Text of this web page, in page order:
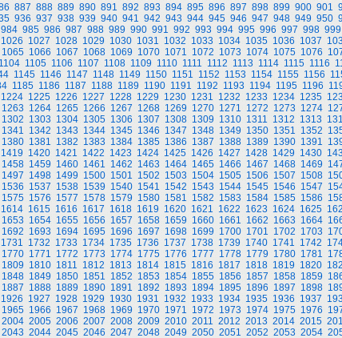
887 888 889 890 891 892 893 894 895 896 897 898 899 900 901
936 937 938 939 940 941 942 943 944 945 946 947 948 949 950
984 985 986 987 988 989 990 991 992 993 994 995 996 997 998 999
1026 1027 1028 1029 1030 1031 1032 1033 1034 1035 1036 1037
1065 1066 1067 1068 1069 1070 1071 1072 1073 1074 1075 1076
1104 1105 1106 1107 1108 1109 1110 1111 1112 1113 1114 1115 1116
1145 1146 1147 1148 1149 1150 1151 1152 1153 1154 1155 1156
1185 1186 1187 1188 1189 1190 1191 1192 1193 1194 1195 1196
1224 1225 1226 1227 1228 1229 1230 1231 1232 1233 1234 1235
1263 1264 1265 1266 1267 1268 1269 1270 1271 1272 1273 1274
1302 1303 1304 1305 1306 1307 1308 1309 1310 1311 1312 1313
1341 1342 1343 1344 1345 1346 1347 1348 1349 1350 1351 1352
1380 1381 1382 1383 1384 1385 1386 1387 1388 1389 1390 1391
1419 1420 1421 1422 1423 1424 1425 1426 1427 1428 1429 1430
1458 1459 1460 1461 1462 1463 1464 1465 1466 1467 1468 1469
1497 1498 1499 1500 1501 1502 1503 1504 1505 1506 1507 1508
1536 1537 1538 1539 1540 1541 1542 1543 1544 1545 1546 1547
1575 1576 1577 1578 1579 1580 1581 1582 1583 1584 1585 1586
1614 1615 1616 1617 1618 1619 1620 1621 1622 1623 1624 1625
1653 1654 1655 1656 1657 1658 1659 1660 1661 1662 1663 1664
1692 1693 1694 1695 1696 1697 1698 1699 1700 1701 1702 1703
1731 1732 1733 1734 1735 1736 1737 1738 1739 1740 1741 1742
1770 1771 1772 1773 1774 1775 1776 1777 1778 1779 1780 1781
1809 1810 1811 1812 1813 1814 1815 1816 1817 1818 1819 1820
1848 1849 1850 1851 1852 1853 1854 1855 1856 1857 1858 1859
1887 1888 1889 1890 1891 1892 1893 1894 1895 1896 1897 1898
1926 1927 1928 1929 1930 1931 1932 1933 1934 1935 1936 1937
1965 1966 1967 1968 1969 1970 1971 1972 1973 1974 1975 1976
2004 2005 2006 2007 2008 2009 2010 2011 2012 2013 2014 2015
2043 2044 2045 2046 2047 2048 2049 2050 2051 2052 2053 2054